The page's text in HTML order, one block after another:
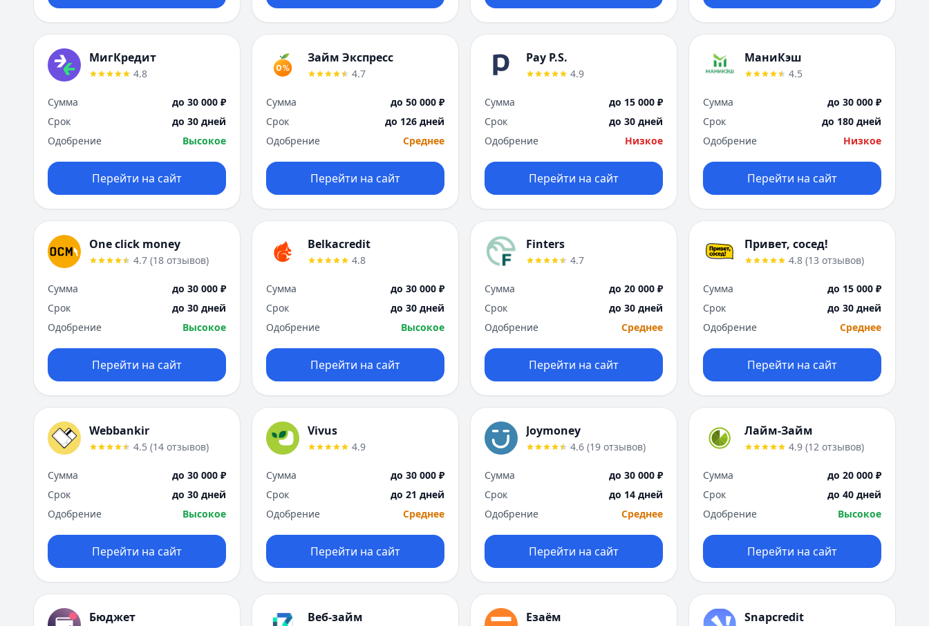
МигКредит
4.8
Сумма
до 30 000 ₽
Срок
до 30 дней
Одобрение
Высокое
Перейти на сайт
Займ Экспресс
4.7
Сумма
до 50 000 ₽
Срок
до 126 дней
Одобрение
Среднее
Перейти на сайт
Pay P.S.
4.9
Сумма
до 15 000 ₽
Срок
до 30 дней
Одобрение
Низкое
Перейти на сайт
МаниКэш
4.5
Сумма
до 30 000 ₽
Срок
до 180 дней
Одобрение
Низкое
Перейти на сайт
One click money
4.7 (18 отзывов)
Сумма
до 30 000 ₽
Срок
до 30 дней
Одобрение
Высокое
Перейти на сайт
Belkacredit
4.8
Сумма
до 30 000 ₽
Срок
до 30 дней
Одобрение
Высокое
Перейти на сайт
Finters
4.7
Сумма
до 20 000 ₽
Срок
до 30 дней
Одобрение
Среднее
Перейти на сайт
Привет, сосед!
4.8 (13 отзывов)
Сумма
до 15 000 ₽
Срок
до 30 дней
Одобрение
Среднее
Перейти на сайт
Webbankir
4.5 (14 отзывов)
Сумма
до 30 000 ₽
Срок
до 30 дней
Одобрение
Высокое
Перейти на сайт
Vivus
4.9
Сумма
до 30 000 ₽
Срок
до 21 дней
Одобрение
Среднее
Перейти на сайт
Joymoney
4.6 (19 отзывов)
Сумма
до 30 000 ₽
Срок
до 14 дней
Одобрение
Среднее
Перейти на сайт
Лайм-Займ
4.9 (12 отзывов)
Сумма
до 20 000 ₽
Срок
до 40 дней
Одобрение
Высокое
Перейти на сайт
Бюджет Веб-займ Езаём Snapcredit